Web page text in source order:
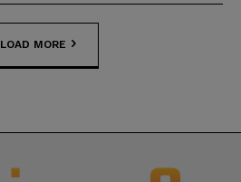
LOAD MORE